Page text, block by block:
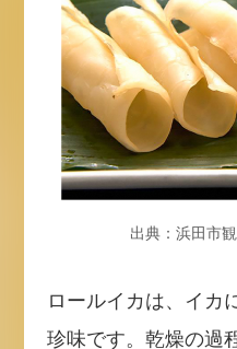
出典：浜田市
ロールイカは、イカ
珍味です。乾燥の過